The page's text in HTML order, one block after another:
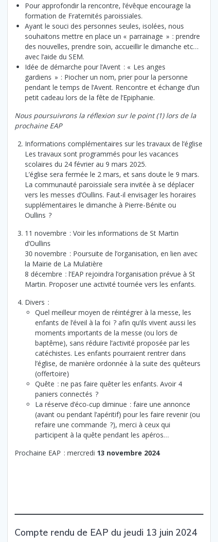
Pour approfondir la rencontre, l’évêque encourage la
formation de Fraternités paroissiales.
Ayant le souci des personnes seules, isolées, nous
souhaitons mettre en place un « parrainage » : prendre
des nouvelles, prendre soin, accueillir le dimanche etc…
avec l’aide du SEM.
Idée de démarche pour l’Avent : « Les anges
gardiens » : Piocher un nom, prier pour la personne
pendant le temps de l’Avent. Rencontre et échange d’un
petit cadeau lors de la fête de l’Epiphanie.
Nous poursuivrons la réflexion sur le point (1) lors de la
prochaine EAP
Informations complémentaires sur les travaux de l’église
Les travaux sont programmés pour les vacances
scolaires du 24 février au 9 mars 2025.
L’église sera fermée le 2 mars, et sans doute le 9 mars.
La communauté paroissiale sera invitée à se déplacer
vers les messes d’Oullins. Faut-il envisager les horaires
supplémentaires le dimanche à Pierre-Bénite ou
Oullins ?
11 novembre : Voir les informations de St Martin
d’Oullins
30 novembre : Poursuite de l’organisation, en lien avec
la Mairie de La Mulatière
8 décembre : l’EAP rejoindra l’organisation prévue à St
Martin. Proposer une activité tournée vers les enfants.
Divers :
Quel meilleur moyen de réintégrer à la messe, les
enfants de l’éveil à la foi ? afin qu’ils vivent aussi les
moments importants de la messe (ou lors de
baptême), sans réduire l’activité proposée par les
catéchistes. Les enfants pourraient rentrer dans
l’église, de manière ordonnée à la suite des quêteurs
(offertoire)
Quête : ne pas faire quêter les enfants. Avoir 4
paniers connectés ?
La réserve d’éco-cup diminue : faire une annonce
(avant ou pendant l’apéritif) pour les faire revenir (ou
refaire une commande ?), merci à ceux qui
participent à la quête pendant les apéros…
Prochaine EAP : mercredi 13 novembre 2024
Compte rendu de EAP du jeudi 13 juin 2024